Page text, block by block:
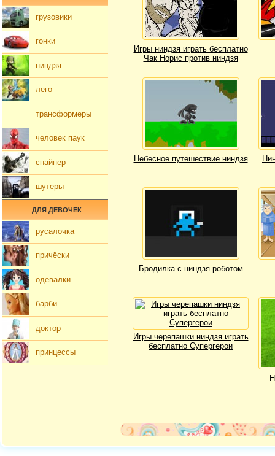
Игры ниндзя играть бесплатно
Чак Норис против ниндзя
Небесное путешествие ниндзя
Бродилка с ниндзя роботом
Игры черепашки ниндзя играть
бесплатно Супергерои
грузовики
гонки
ниндзя
лего
трансформеры
человек паук
снайпер
шутеры
ДЛЯ ДЕВОЧЕК
русалочка
причёски
одевалки
барби
доктор
принцессы